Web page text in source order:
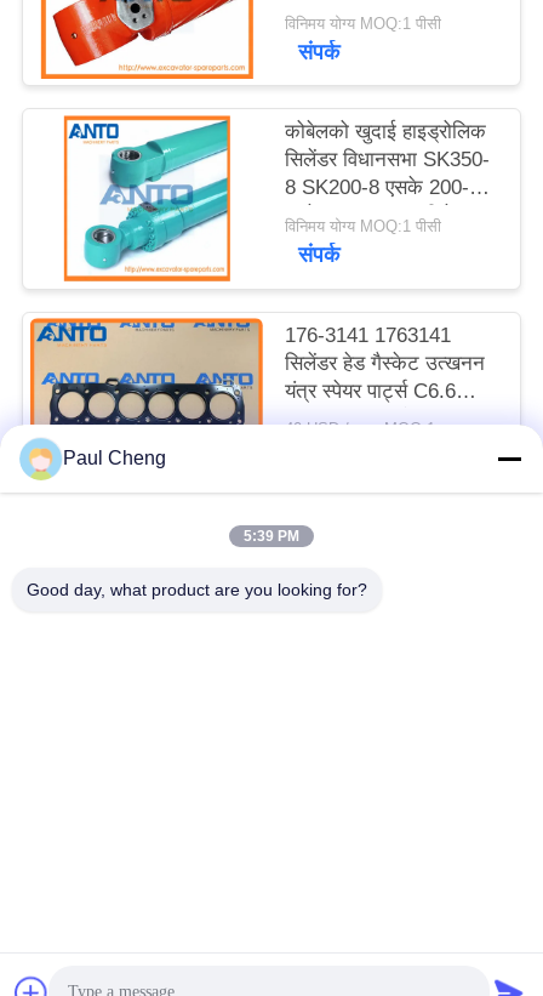
EC140 EC210 EC240
EC290 EC360 EC460
विनिमय योग्य MOQ:1 पीसी
संपर्क
कोबेलको खुदाई हाइड्रोलिक
सिलेंडर विधानसभा SK350-
8 SK200-8 एसके 200-6
एसके 250-5, लकड़ी के
बॉक्स पैकिंग
विनिमय योग्य MOQ:1 पीसी
संपर्क
176-3141 1763141
सिलेंडर हेड गैस्केट उत्खनन
यंत्र स्पेयर पार्ट्स C6.6
320D 320DL के लिए
40 USD / pcs MOQ:1 टुकड़ा
लोकप्रिय श्रेणियां
Paul Cheng
5:39 PM
Good day, what product are you looking for?